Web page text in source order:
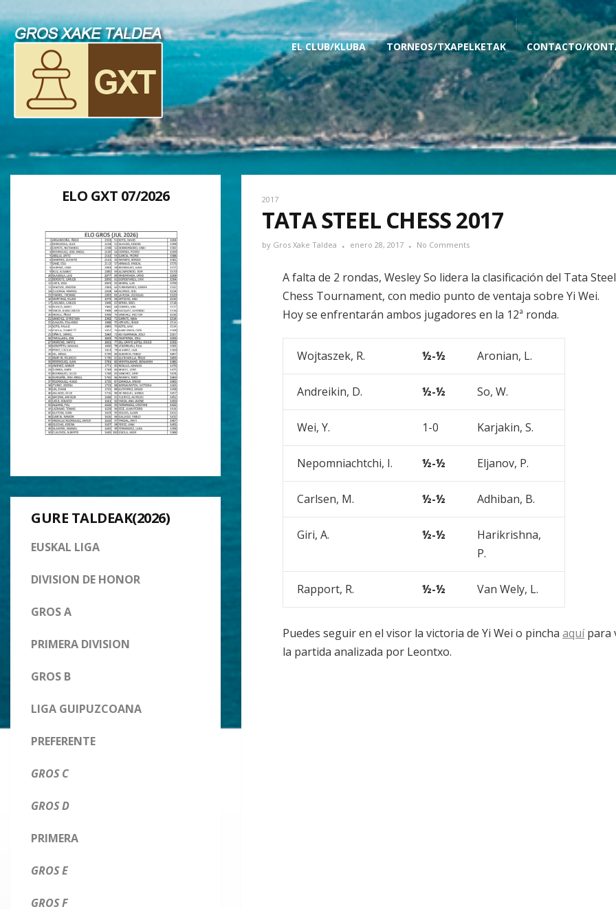
EL CLUB/KLUBA TORNEOS/TXAPELKETAK CONTACTO/
ELO GXT 07/2026
GURE TALDEAK(2026)
EUSKAL LIGA
DIVISION DE HONOR
GROS A
PRIMERA DIVISION
GROS B
LIGA GUIPUZCOANA
PREFERENTE
GROS C
GROS D
PRIMERA
GROS E
GROS F
2017
TATA STEEL CHESS 2017
by Gros Xake Taldea enero 28, 2017 No Comments
A falta de 2 rondas, Wesley So lidera la clasificación del Tata Steel
Chess Tournament, con medio punto de ventaja sobre Yi Wei.
Hoy se enfrentarán ambos jugadores en la 12ª ronda.
Wojtaszek, R. ½-½ Aronian, L.
Andreikin, D. ½-½ So, W.
Wei, Y. 1-0 Karjakin, S.
Nepomniachtchi, I. ½-½ Eljanov, P.
Carlsen, M. ½-½ Adhiban, B.
Giri, A. ½-½
Harikrishna,
P.
Rapport, R. ½-½ Van Wely, L.
Puedes seguir en el visor la victoria de Yi Wei o pincha aquípara
la partida analizada por Leontxo.